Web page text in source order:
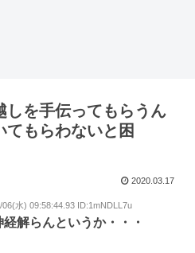
しを手伝ってもらうん
てもらわないと困
2020.03.17
06(水) 09:58:44.93 ID:1mNDLL7u
解らんというか・・・